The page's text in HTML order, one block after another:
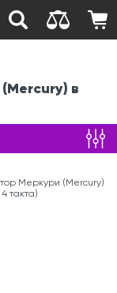
в
Меркури (Mercury)
4 такта)